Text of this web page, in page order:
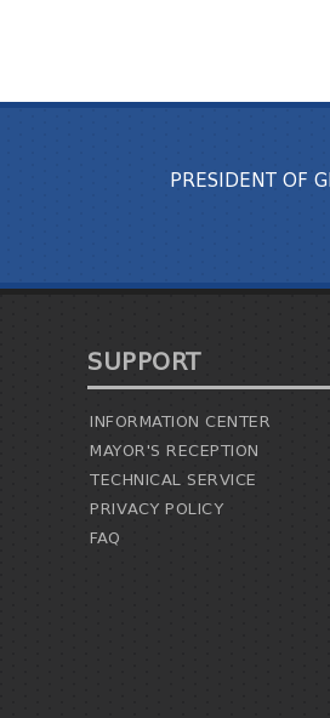
PRESIDENT OF
SUPPORT
INFORMATION CENTER
MAYOR'S RECEPTION
TECHNICAL SERVICE
PRIVACY POLICY
FAQ